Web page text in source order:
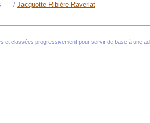
/ Jacquotte Ribière-Raverlat
classées progressivement pour servir de base à une